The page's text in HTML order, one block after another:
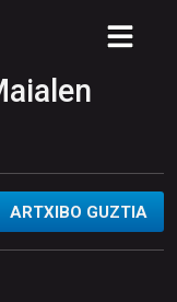
ARTXIBO GUZTIA